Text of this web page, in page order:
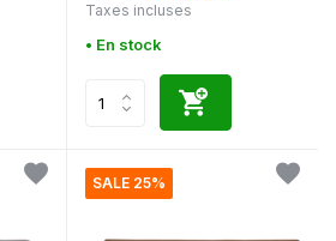
Taxes incluses
• En stock
SALE 25%